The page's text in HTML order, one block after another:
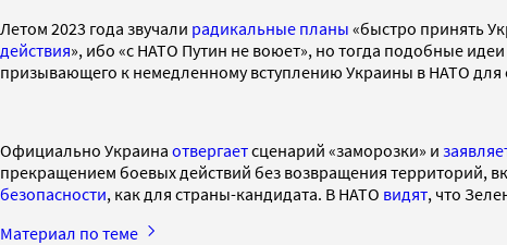
Летом 2023 года звучали радикальные планы «быстро принять
действия», ибо «с НАТО Путин не воюет», но тогда подобные идеи
призывающего к немедленному вступлению Украины в НАТО для
Официально Украина отвергаетсценарий «заморозки» и
прекращением боевых действий без возвращения территорий,
безопасности, как для страны-кандидата. В НАТО видят, что
Материал по теме